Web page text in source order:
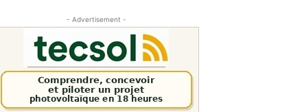
- Advertisement -